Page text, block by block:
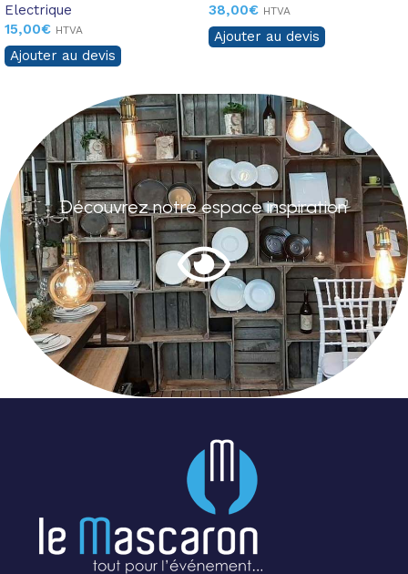
Electrique
15,00€ HTVA
Ajouter au devis
38,00€ HTVA
Ajouter au devis
Découvrez notre espace inspiration